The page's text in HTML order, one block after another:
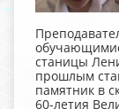
станицы
прошлым
памятник в
60-летия